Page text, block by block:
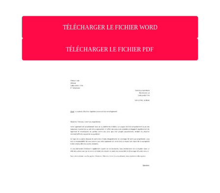
TÉLÉCHARGER LE FICHIER WORD
TÉLÉCHARGER LE FICHIER PDF